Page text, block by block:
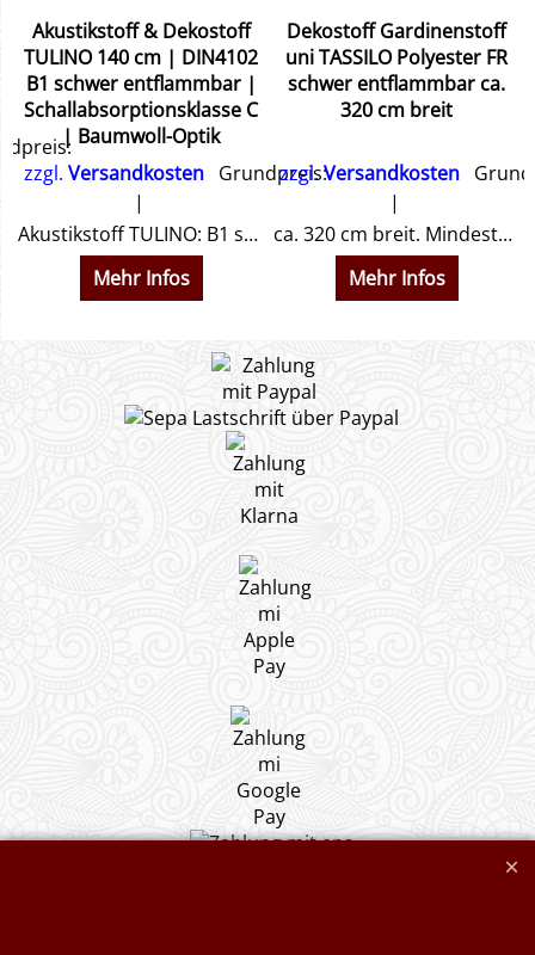
Akustikstoff & Dekostoff
TULINO 140 cm | DIN4102
B1 schwer entflammbar |
Schallabsorptionsklasse C
| Baumwoll-Optik
zzgl.Versandkosten Grundpreis:
Akustikstoff TULINO: B1 schwer entflammbar mit natürlicher Leinenoptik. Schallabsorptionsklasse C ($\alpha_w = 0,65$) & 30.000 Martindale. Jetzt online entdecken!
Mehr Infos
Dekostoff Gardinenstoff
uni TASSILO Polyester FR
schwer entflammbar ca.
320 cm breit
zzgl.Versandkosten
ca. 320 cm breit. Mindestbestellmenge 3 Meter. 100 % Polyestergewebe FR, ca. 210 gr/m²,Weich fallender Stoff. Baumwolloptik. Beidseitig gleiche Farbe
Mehr Infos